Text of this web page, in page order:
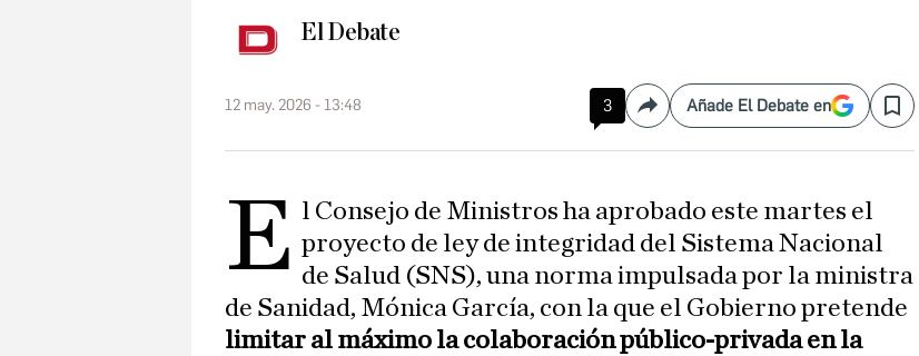
El Debate
12 may. 2026 - 13:48 3 CompartirAñade El Debate en Save
E l Consejo de Ministros ha aprobado este martes el
proyecto de ley de integridad del Sistema Nacional
de Salud (SNS), una norma impulsada por la ministra
de Sanidad, Mónica García, con la que el Gobierno pretende
limitar al máximo la colaboración público-privada en la